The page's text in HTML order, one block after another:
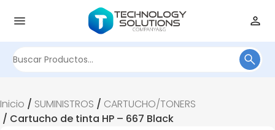
Inicio / SUMINISTROS / CARTUCHO/TONERS
/ Cartucho de tinta HP – 667 Black